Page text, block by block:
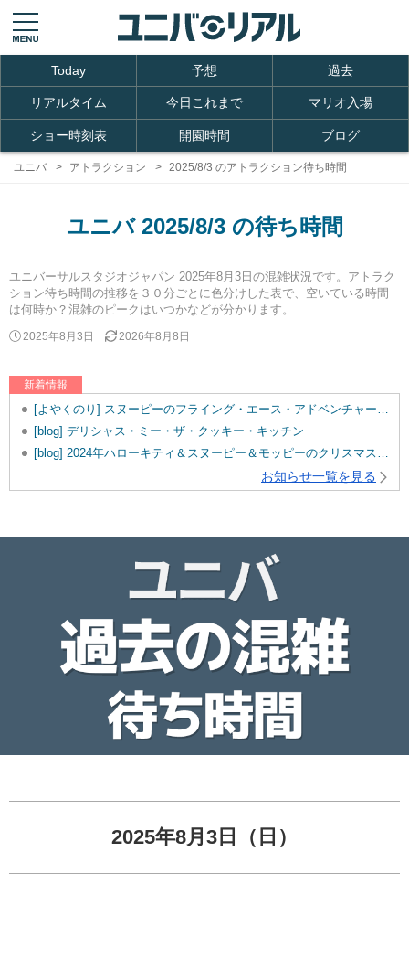
Today 予想 過去
リアルタイム 今日これまで マリオ入場
ショー時刻表 開園時間 ブログ
ユニバ アトラクション 2025/8/3 のアトラクション待ち時間
ユニバ 2025/8/3 の待ち時間
ユニバーサルスタジオジャパン 2025年8月3日の混雑状況です。アトラク
ション待ち時間の推移を３０分ごとに色分けした表で、空いている時間
は何時か？混雑のピークはいつかなどが分かります。
2025年8月3日 2026年8月8日
新着情報
[よやくのり] スヌーピーのフライング・エース・アドベンチャーを追加しました。
[blog] デリシャス・ミー・ザ・クッキー・キッチン
[blog] 2024年ハローキティ＆スヌーピー＆モッピーのクリスマスグッズ♡
お知らせ一覧を見る
2025年8月3日（日）